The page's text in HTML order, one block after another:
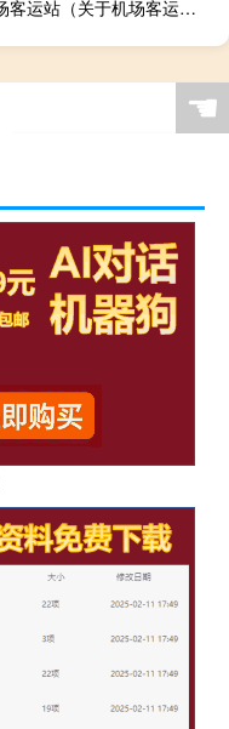
机场客运站（关于机场客运站的介绍）
☚